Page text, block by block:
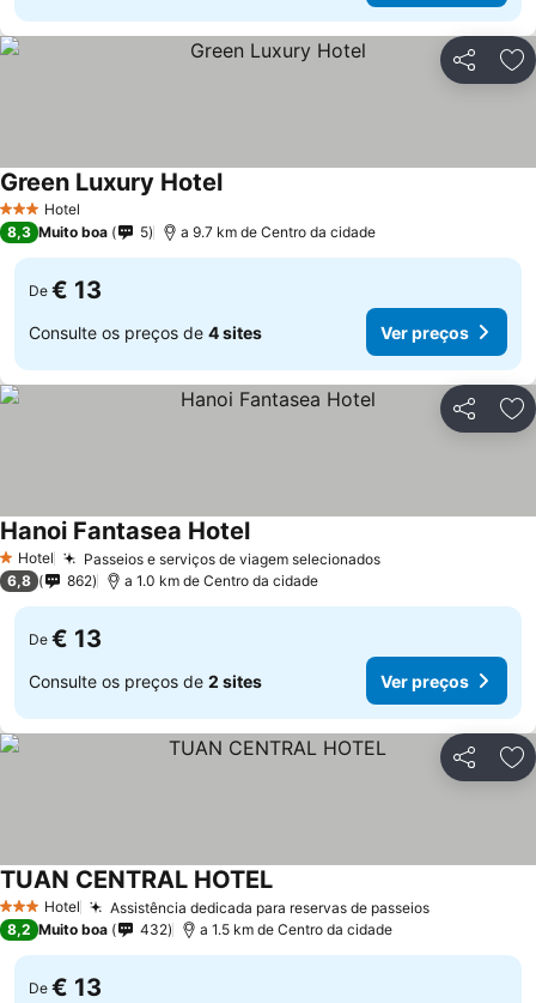
Partilhar
3 EstrelasHotel
Green Luxury HotelVer preços
8,3 Muito boa 5 a 9.7 km de Centro da cidade
De € 13
Consulte os preços de 4 sites Ver preços
Partilhar
1 Estrelas
Hotel Passeios e serviços de viagem selecionadosVer preços
Hanoi Fantasea HotelVer preços
6,8 862 a 1.0 km de Centro da cidade
De € 13
Consulte os preços de 2 sites Ver preços
Partilhar
3 EstrelasHotel Assistência dedicada para reservas de passeiosVer preços
TUAN CENTRAL HOTELVer preços
8,2 Muito boa 432 a 1.5 km de Centro da cidade
De € 13